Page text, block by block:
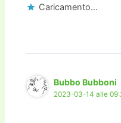
Caricamento...
Bubbo Bubboni
2023-03-14 alle